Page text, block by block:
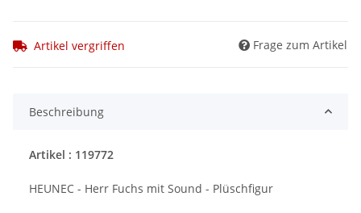
Artikel vergriffen Frage zum Artikel
Beschreibung
Artikel : 119772
HEUNEC - Herr Fuchs mit Sound - Plüschfigur